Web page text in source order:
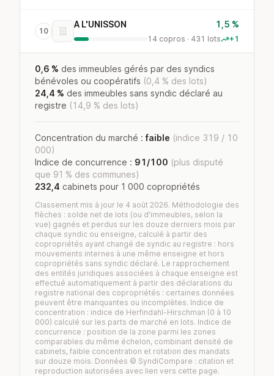
10
A L'UNISSON 1,5 %
14 copros · 431 lots +1
0,6 % des immeubles gérés par des syndics
bénévoles ou coopératifs (0,4 % des lots)
24,4 % des immeubles sans syndic déclaré au
registre (14,9 % des lots)
Concentration du marché :faible (indice 319 / 10
000)
Indice de concurrence : 91/100 (plus disputé
que 91 % des communes)
232,4 cabinets pour 1 000 copropriétés
Classement mis à jour le 4 août 2026. Méthodologie des
flèches : solde net de lots (ou d'immeubles, selon la
vue) gagnés et perdus sur les douze derniers mois par
chaque syndic ou enseigne, calculé à partir des
copropriétés ayant changé de syndic au registre : hors
mouvements internes à une même enseigne et hors
copropriétés sans syndic déclaré. Le rapprochement
des entités juridiques associées à chaque enseigne est
effectué automatiquement à partir des déclarations du
registre national des copropriétés : certaines données
peuvent être manquantes ou incomplètes. Indice de
concentration : indice de Herfindahl-Hirschman (0 à 10
000) calculé sur les parts de marché en lots. Indice de
concurrence : position de la zone parmi les zones
comparables du même échelon, combinant densité de
cabinets, faible concentration et rotation des mandats
sur douze mois. Données © SyndiCompare : citation et
reproduction autorisées avec lien vers cette page.